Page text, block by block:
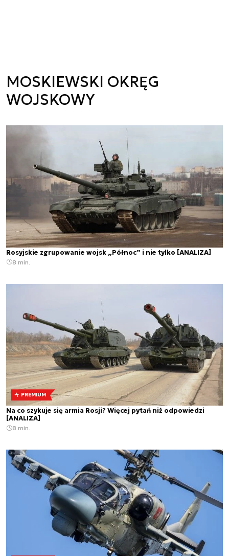
MOSKIEWSKI OKRĘG
WOJSKOWY
Rosyjskie zgrupowanie wojsk „Północ” i nie tylko [ANALIZA]
8 min.
PREMIUM
Na co szykuje się armia Rosji? Więcej pytań niż odpowiedzi
[ANALIZA]
8 min.